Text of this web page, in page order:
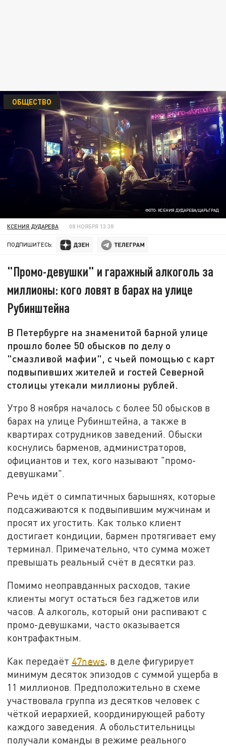
ФОТО: КСЕНИЯ ДУДАРЕВА/ЦАРЬГРАД
ОБЩЕСТВО
КСЕНИЯ ДУДАРЕВА 08 НОЯБРЯ 13:38
ПОДПИШИТЕСЬ:
"Промо-девушки" и гаражный алкоголь за
миллионы: кого ловят в барах на улице
Рубинштейна
В Петербурге на знаменитой барной улице
прошло более 50 обысков по делу о
"смазливой мафии", с чьей помощью с карт
подвыпивших жителей и гостей Северной
столицы утекали миллионы рублей.
Утро 8 ноября началось с более 50 обысков в
барах на улице Рубинштейна, а также в
квартирах сотрудников заведений. Обыски
коснулись барменов, администраторов,
официантов и тех, кого называют "промо-
девушками".
Речь идёт о симпатичных барышнях, которые
подсаживаются к подвыпившим мужчинам и
просят их угостить. Как только клиент
достигает кондиции, бармен протягивает ему
терминал. Примечательно, что сумма может
превышать реальный счёт в десятки раз.
Помимо неоправданных расходов, такие
клиенты могут остаться без гаджетов или
часов. А алкоголь, который они распивают с
промо-девушками, часто оказывается
контрафактным.
Как передаёт 47news, в деле фигурирует
минимум десяток эпизодов с суммой ущерба в
11 миллионов. Предположительно в схеме
участвовала группа из десятков человек с
чёткой иерархией, координирующей работу
каждого заведения. А обольстительницы
получали команды в режиме реального